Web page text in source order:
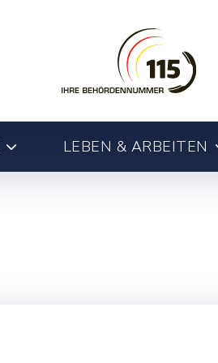
LEBEN & ARBEITEN